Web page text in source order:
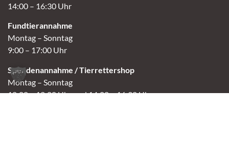
14:00 – 16:30 Uhr
Fundtierannahme
Montag – Sonntag
9:00 – 17:00 Uhr
Spendenannahme / Tierrettershop
Montag – Sonntag
10:00 – 12:00 Uhr und 14:00 – 16:30 Uhr